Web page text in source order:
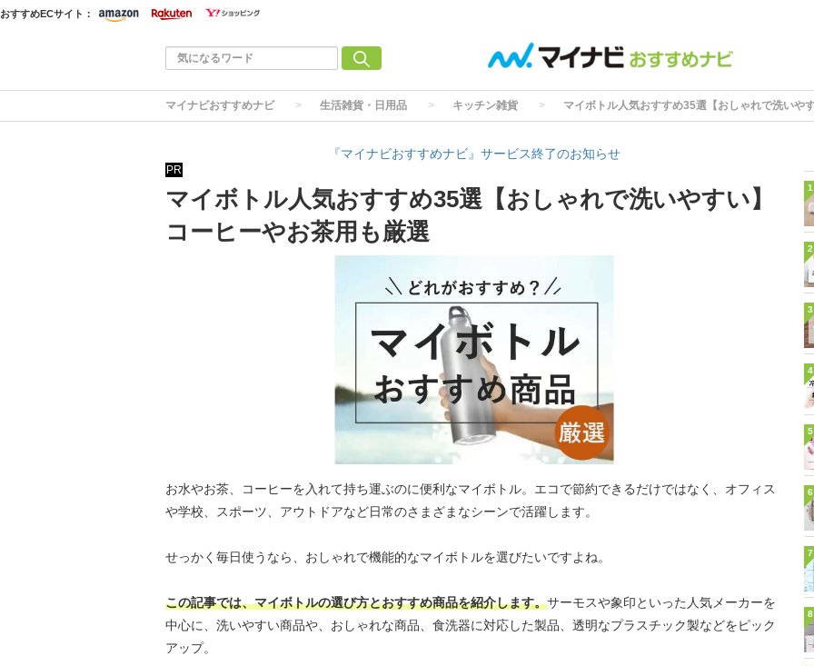
おすすめECサイト：
マイナビおすすめナビ 生活雑貨・日用品 キッチン雑貨 マイボトル人気おすすめ35選【おしゃれで洗いや
『マイナビおすすめナビ』サービス終了のお知らせ
PR
マイボトル人気おすすめ35選【おしゃれで洗いやすい】
コーヒーやお茶用も厳選
お水やお茶、コーヒーを入れて持ち運ぶのに便利なマイボトル。エコで節約できるだけではなく、オフィス
や学校、スポーツ、アウトドアなど日常のさまざまなシーンで活躍します。
せっかく毎日使うなら、おしゃれで機能的なマイボトルを選びたいですよね。
この記事では、マイボトルの選び方とおすすめ商品を紹介します。サーモスや象印といった人気メーカーを
中心に、洗いやすい商品や、おしゃれな商品、食洗器に対応した製品、透明なプラスチック製などをピック
アップ。
1
2
3
4
5
6
7
8